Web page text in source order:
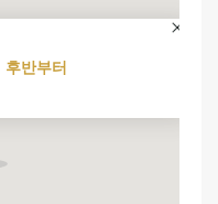
후반부터